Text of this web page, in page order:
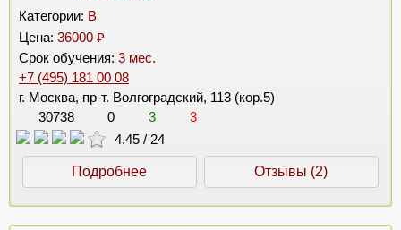
Категории: B
Цена: 36000 ₽
Срок обучения: 3 мес.
+7 (495) 181 00 08
г. Москва, пр-т. Волгоградский, 113 (кор.5)
30738
0 3
3
4.45 / 24
Подробнее Отзывы (2)